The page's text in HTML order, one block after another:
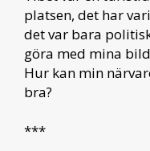
platsen, det har
det var bara
göra med mina
Hur kan min
bra?
***